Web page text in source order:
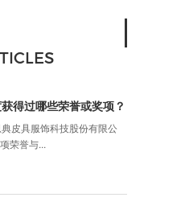
得过哪些荣誉或奖项？
皮具服饰科技股份有限公
荣誉与...